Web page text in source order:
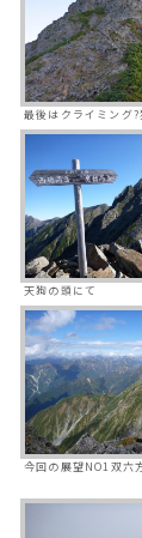
最後はクライミング?
天狗の頭にて
今回の展望NO1双六